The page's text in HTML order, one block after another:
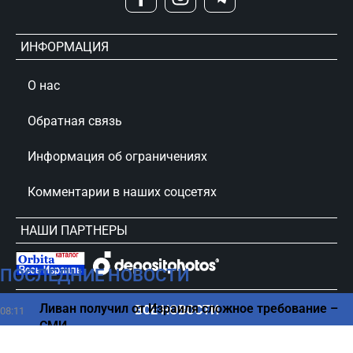
ПОСЛЕДНИЕ НОВОСТИ
08:11
Ливан получил от Израиля сложное требование –
СМИ
ВСЕ НОВОСТИ
ИНФОРМАЦИЯ
О нас
Обратная связь
Информация об ограничениях
Комментарии в наших соцсетях
НАШИ ПАРТНЕРЫ
сursorinfo.co.il © Все права защищены